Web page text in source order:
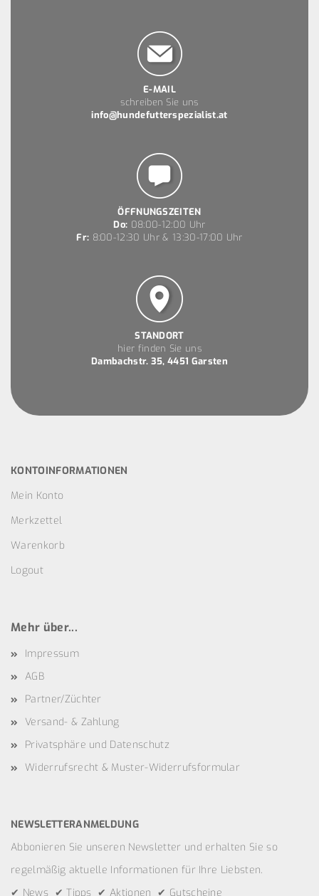
E-MAIL
schreiben Sie uns
info@hundefutterspezialist.at
ÖFFNUNGSZEITEN
Do: 08:00-12:00 Uhr
Fr: 8:00-12:30 Uhr & 13:30-17:00 Uhr
STANDORT
hier finden Sie uns
Dambachstr. 35, 4451 Garsten
KONTOINFORMATIONEN
Mein Konto
Merkzettel
Warenkorb
Logout
Mehr über...
Impressum
AGB
Partner/Züchter
Versand- & Zahlung
Privatsphäre und Datenschutz
Widerrufsrecht & Muster-Widerrufsformular
NEWSLETTERANMELDUNG
Abbonieren Sie unseren Newsletter und erhalten Sie so
regelmäßig aktuelle Informationen für Ihre Liebsten.
✔ News ✔ Tipps ✔ Aktionen ✔ Gutscheine